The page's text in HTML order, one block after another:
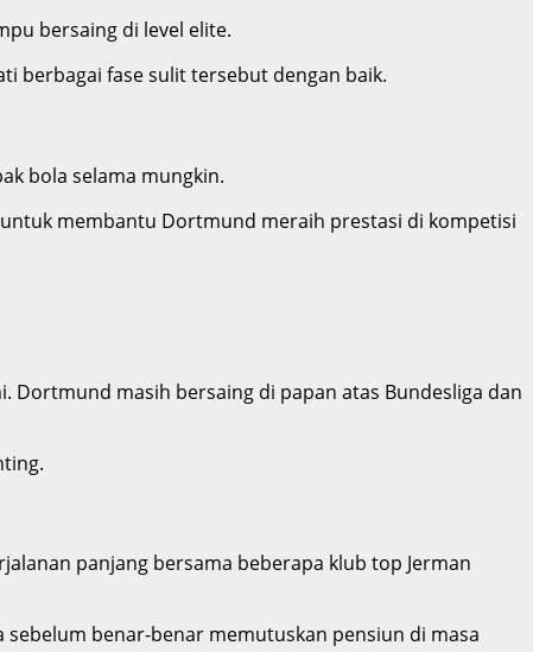
bersaing di level elite.
berbagai fase sulit tersebut dengan baik.
bola selama mungkin.
membantu Dortmund meraih prestasi di kompetisi
Dortmund masih bersaing di papan atas Bundesliga dan
panjang bersama beberapa klub top Jerman
benar-benar memutuskan pensiun di masa